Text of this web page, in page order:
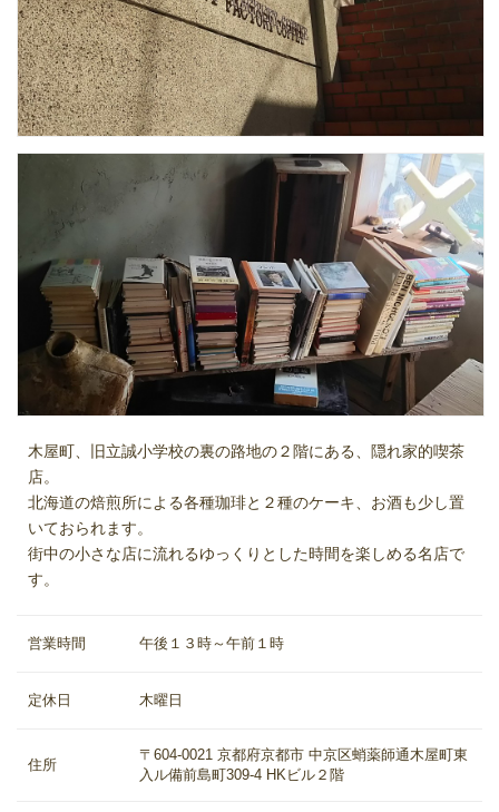
木屋町、旧立誠小学校の裏の路地の２階にある、隠れ家的喫茶
店。
北海道の焙煎所による各種珈琲と２種のケーキ、お酒も少し置
いておられます。
街中の小さな店に流れるゆっくりとした時間を楽しめる名店で
す。
営業時間 午後１３時～午前１時
定休日 木曜日
住所
〒604-0021 京都府京都市 中京区蛸薬師通木屋町東
入ル備前島町309-4 HKビル２階